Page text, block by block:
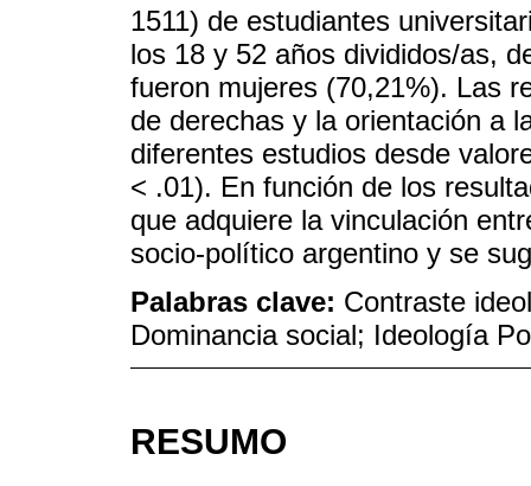
1511) de estudiantes
los 18 y 52 años divididos/as,
fueron mujeres (70,21%). Las
de derechas y la orientación a
diferentes estudios desde
< .01). En función de los
que adquiere la vinculación
socio-político argentino y se
Palabras clave: Contraste
Dominancia social; Ideología
RESUMO